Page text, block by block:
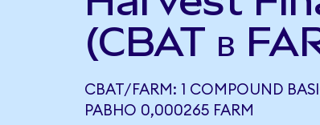
(CBAT в
CBAT/FARM: 1 COMPOUND
РАВНО 0,000265 FARM